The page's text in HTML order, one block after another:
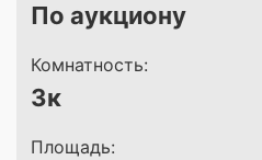
По аукциону
Комнатность:
3к
Площадь: